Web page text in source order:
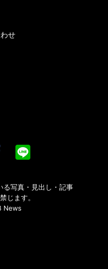
せ
る写真・見出し・記事
じます。
News